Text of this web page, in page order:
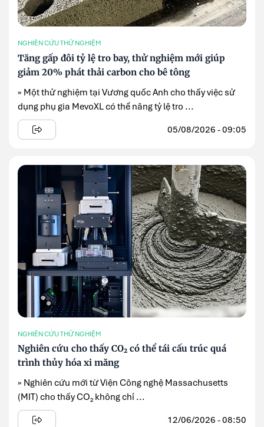
NGHIÊN CỨU THỬ NGHIỆM
Tăng gấp đôi tỷ lệ tro bay, thử nghiệm mới giúp
giảm 20% phát thải carbon cho bê tông
» Một thử nghiệm tại Vương quốc Anh cho thấy việc sử
dụng phụ gia MevoXL có thể nâng tỷ lệ tro ...
05/08/2026 - 09:05
NGHIÊN CỨU THỬ NGHIỆM
Nghiên cứu cho thấy CO₂ có thể tái cấu trúc quá
trình thủy hóa xi măng
» Nghiên cứu mới từ Viện Công nghệ Massachusetts
(MIT) cho thấy CO₂ không chỉ ...
12/06/2026 - 08:50